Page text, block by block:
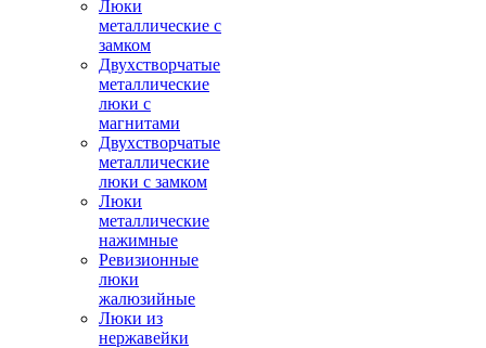
Люки
металлические с
замком
Двухстворчатые
металлические
люки с
магнитами
Двухстворчатые
металлические
люки с замком
Люки
металлические
нажимные
Ревизионные
люки
жалюзийные
Люки из
нержавейки